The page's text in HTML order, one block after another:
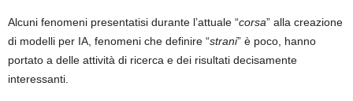
Alcuni fenomeni presentatisi durante l’attuale “corsa” alla creazione
di modelli per IA, fenomeni che definire “strani” è poco, hanno
portato a delle attività di ricerca e dei risultati decisamente
interessanti.